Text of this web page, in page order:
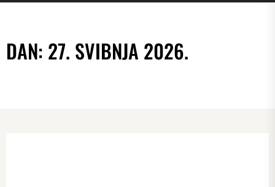
DAN: 27. SVIBNJA 2026.